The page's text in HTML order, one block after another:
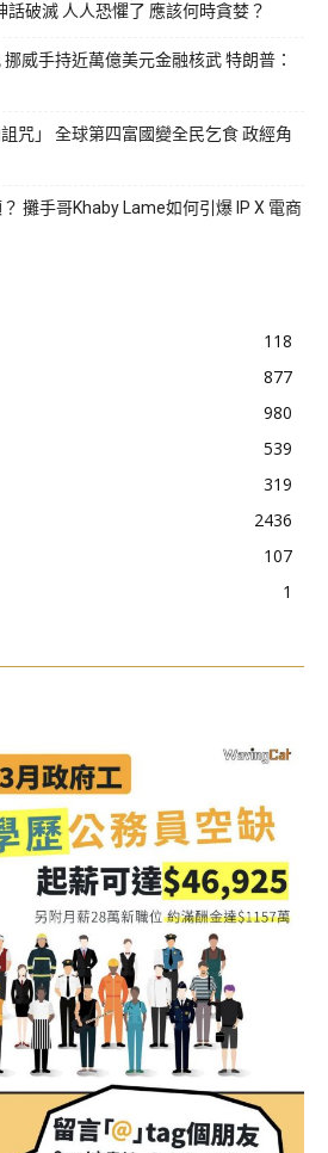
破滅 人人恐懼了 應該何時貪婪？
威手持近萬億美元金融核武 特朗普：
咒」 全球第四富國變全民乞食 政經角
攤手哥Khaby Lame如何引爆 IP X 電商
118
877
980
539
319
2436
107
1